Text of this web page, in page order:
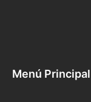
Menú Principal